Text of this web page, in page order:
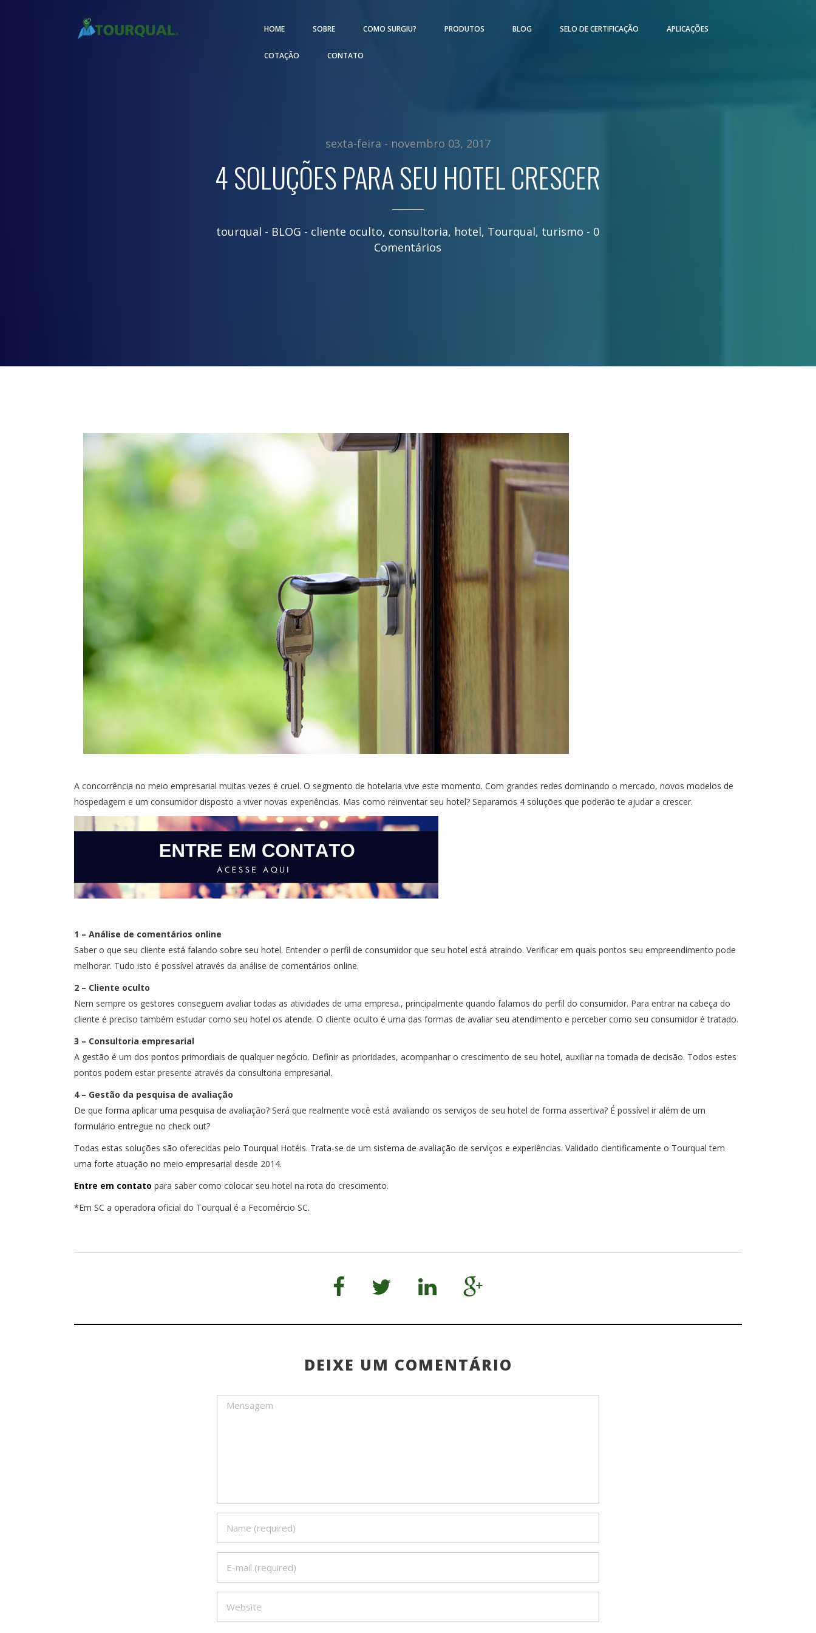
HOME SOBRE COMO SURGIU? PRODUTOS BLOG SELO DE CERTIFICAÇÃO APLICAÇÕES
COTAÇÃO CONTATO
sexta-feira - novembro 03, 2017
4 SOLUÇÕES PARA SEU HOTEL CRESCER
tourqual - BLOG - cliente oculto, consultoria, hotel, Tourqual, turismo - 0
Comentários
A concorrência no meio empresarial muitas vezes é cruel. O segmento de hotelaria vive este momento. Com grandes redes dominando o mercado, novos modelos de
hospedagem e um consumidor disposto a viver novas experiências. Mas como reinventar seu hotel? Separamos 4 soluções que poderão te ajudar a crescer.
1 – Análise de comentários online
Saber o que seu cliente está falando sobre seu hotel. Entender o perfil de consumidor que seu hotel está atraindo. Verificar em quais pontos seu empreendimento pode
melhorar. Tudo isto é possível através da análise de comentários online.
2 – Cliente oculto
Nem sempre os gestores conseguem avaliar todas as atividades de uma empresa., principalmente quando falamos do perfil do consumidor. Para entrar na cabeça do
cliente é preciso também estudar como seu hotel os atende. O cliente oculto é uma das formas de avaliar seu atendimento e perceber como seu consumidor é tratado.
3 – Consultoria empresarial
A gestão é um dos pontos primordiais de qualquer negócio. Definir as prioridades, acompanhar o crescimento de seu hotel, auxiliar na tomada de decisão. Todos estes
pontos podem estar presente através da consultoria empresarial.
4 – Gestão da pesquisa de avaliação
De que forma aplicar uma pesquisa de avaliação? Será que realmente você está avaliando os serviços de seu hotel de forma assertiva? É possível ir além de um
formulário entregue no check out?
Todas estas soluções são oferecidas pelo Tourqual Hotéis. Trata-se de um sistema de avaliação de serviços e experiências. Validado cientificamente o Tourqual tem
uma forte atuação no meio empresarial desde 2014.
Entre em contato para saber como colocar seu hotel na rota do crescimento.
*Em SC a operadora oficial do Tourqual é a Fecomércio SC.
DEIXE UM COMENTÁRIO